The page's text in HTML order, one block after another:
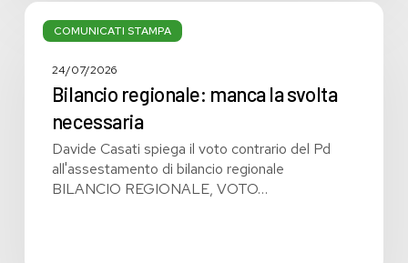
COMUNICATI STAMPA
Bilancio
regionale:
svolta
24/07/2026
Bilancio regionale: manca la svolta
necessaria
Davide Casati spiega il voto contrario del Pd
all'assestamento di bilancio regionale
BILANCIO REGIONALE, VOTO…